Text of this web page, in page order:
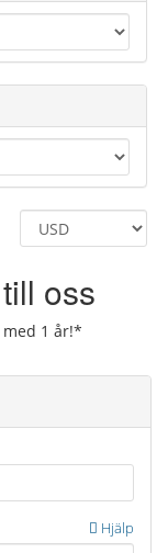
oss
1 år!*
Hjälp